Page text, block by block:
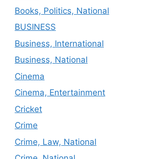
Books, Politics, National
BUSINESS
Business, International
Business, National
Cinema
Cinema, Entertainment
Cricket
Crime
Crime, Law, National